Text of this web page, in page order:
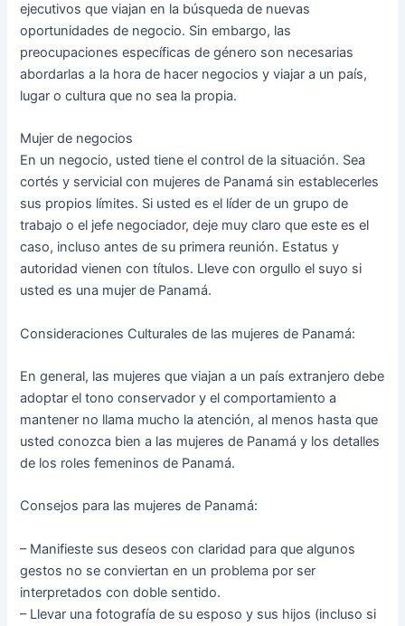
ejecutivos que viajan en la búsqueda de nuevas
oportunidades de negocio. Sin embargo, las
preocupaciones específicas de género son necesarias
abordarlas a la hora de hacer negocios y viajar a un país,
lugar o cultura que no sea la propia.
Mujer de negocios
En un negocio, usted tiene el control de la situación. Sea
cortés y servicial con mujeres de Panamá sin establecerles
sus propios límites. Si usted es el líder de un grupo de
trabajo o el jefe negociador, deje muy claro que este es el
caso, incluso antes de su primera reunión. Estatus y
autoridad vienen con títulos. Lleve con orgullo el suyo si
usted es una mujer de Panamá.
Consideraciones Culturales de las mujeres de Panamá:
En general, las mujeres que viajan a un país extranjero debe
adoptar el tono conservador y el comportamiento a
mantener no llama mucho la atención, al menos hasta que
usted conozca bien a las mujeres de Panamá y los detalles
de los roles femeninos de Panamá.
Consejos para las mujeres de Panamá:
– Manifieste sus deseos con claridad para que algunos
gestos no se conviertan en un problema por ser
interpretados con doble sentido.
– Llevar una fotografía de su esposo y sus hijos (incluso si